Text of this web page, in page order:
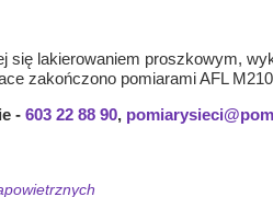
się lakierowaniem proszkowym,
zakończono pomiarami AFL
- 603 22 88 90,